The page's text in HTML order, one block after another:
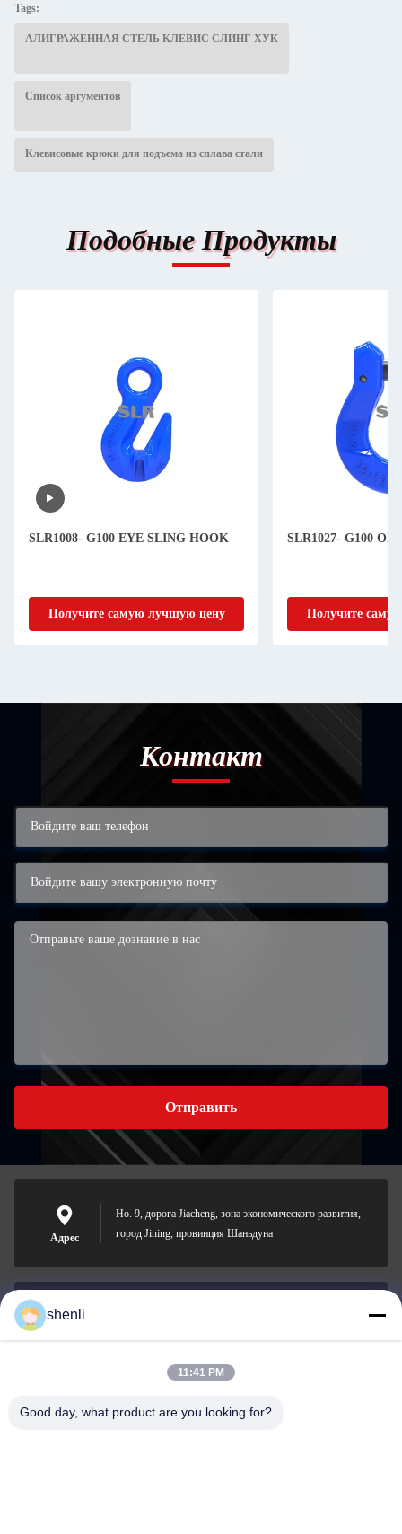
Tags:
АЛИГРАЖЕННАЯ СТЕЛЬ КЛЕВИС СЛИНГ ХУК
Список аргументов
Клевисовые крюки для подъема из сплава стали
Подобные Продукты
SLR1008- G100 EYE SLING HOOK
Получите самую лучшую цену
SLR1027- G100
Получите
Контакт
Отправить
Адрес
Но. 9, дорога Jiacheng, зона экономического развития,
город Jining, провинция Шаньдуна
Электронная
shenli
11:41 PM
Good day, what product are you looking for?